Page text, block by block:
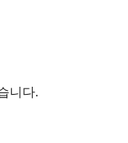
니다.